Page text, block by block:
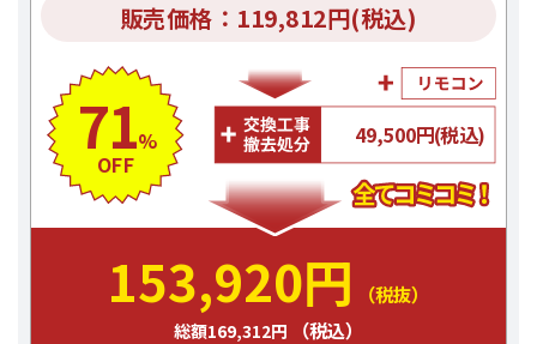
販売価格：119,812円(税込)
71%
OFF
49,500円(税込)
153,920円 （税抜）
総額169,312円 （税込）